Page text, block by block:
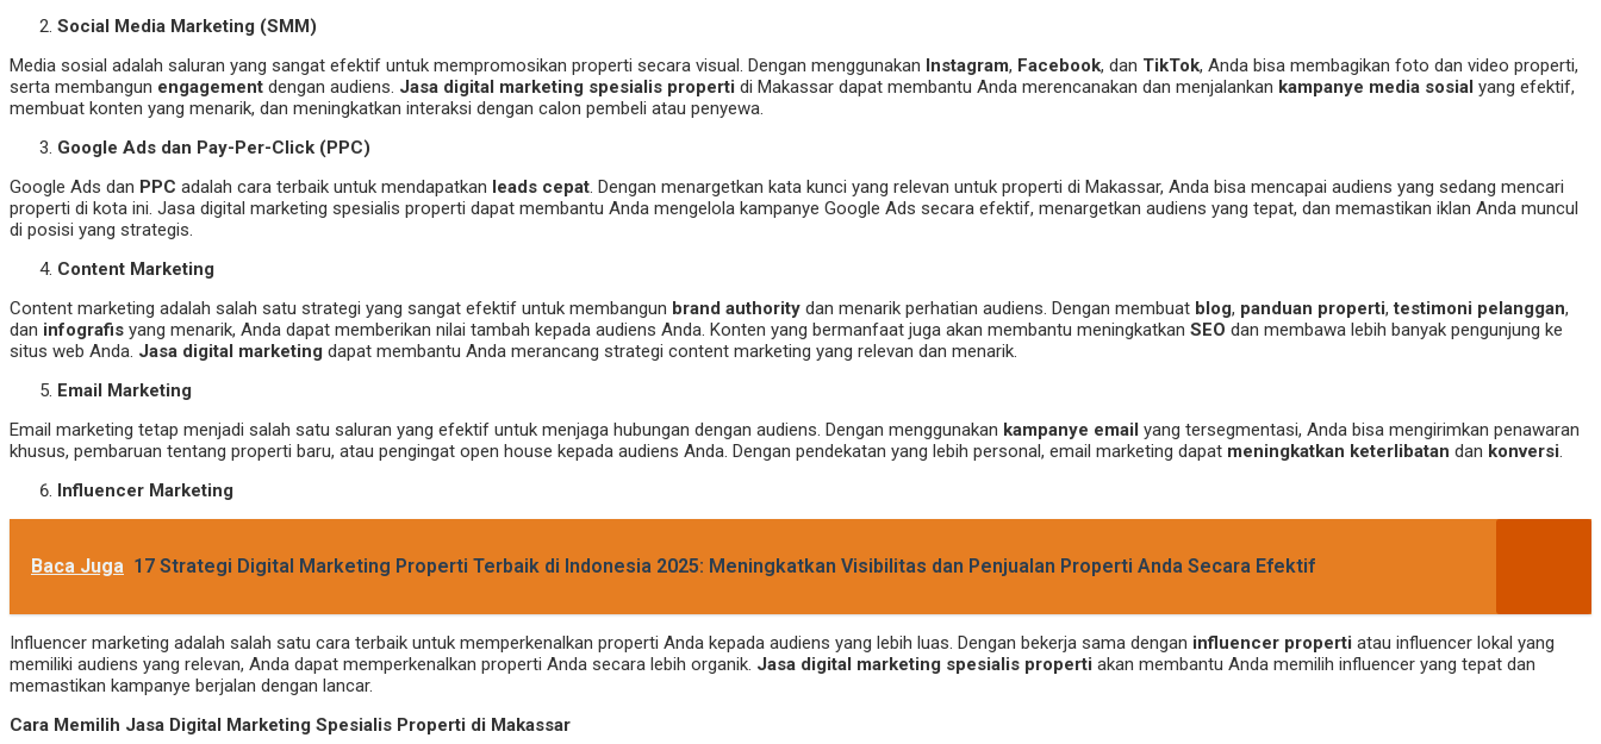
Social Media Marketing (SMM)
Media sosial adalah saluran yang sangat efektif untuk mempromosikan properti secara visual. Dengan menggunakan Instagram, Facebook, dan TikTok, Anda bisa membagikan foto dan video properti,
serta membangun engagement dengan audiens. Jasa digital marketing spesialis properti di Makassar dapat membantu Anda merencanakan dan menjalankan kampanye media sosial yang efektif,
membuat konten yang menarik, dan meningkatkan interaksi dengan calon pembeli atau penyewa.
Google Ads dan Pay-Per-Click (PPC)
Google Ads dan PPC adalah cara terbaik untuk mendapatkan leads cepat. Dengan menargetkan kata kunci yang relevan untuk properti di Makassar, Anda bisa mencapai audiens yang sedang mencari
properti di kota ini. Jasa digital marketing spesialis properti dapat membantu Anda mengelola kampanye Google Ads secara efektif, menargetkan audiens yang tepat, dan memastikan iklan Anda muncul
di posisi yang strategis.
Content Marketing
Content marketing adalah salah satu strategi yang sangat efektif untuk membangun brand authority dan menarik perhatian audiens. Dengan membuat blog, panduan properti,testimoni pelanggan,
dan infografis yang menarik, Anda dapat memberikan nilai tambah kepada audiens Anda. Konten yang bermanfaat juga akan membantu meningkatkan SEO dan membawa lebih banyak pengunjung ke
situs web Anda. Jasa digital marketing dapat membantu Anda merancang strategi content marketing yang relevan dan menarik.
Email Marketing
Email marketing tetap menjadi salah satu saluran yang efektif untuk menjaga hubungan dengan audiens. Dengan menggunakan kampanye email yang tersegmentasi, Anda bisa mengirimkan penawaran
khusus, pembaruan tentang properti baru, atau pengingat open house kepada audiens Anda. Dengan pendekatan yang lebih personal, email marketing dapat meningkatkan keterlibatan dan konversi.
Influencer Marketing
Baca Juga 17 Strategi Digital Marketing Properti Terbaik di Indonesia 2025: Meningkatkan Visibilitas dan Penjualan Properti Anda Secara Efektif
Influencer marketing adalah salah satu cara terbaik untuk memperkenalkan properti Anda kepada audiens yang lebih luas. Dengan bekerja sama dengan influencer properti atau influencer lokal yang
memiliki audiens yang relevan, Anda dapat memperkenalkan properti Anda secara lebih organik. Jasa digital marketing spesialis properti akan membantu Anda memilih influencer yang tepat dan
memastikan kampanye berjalan dengan lancar.
Cara Memilih Jasa Digital Marketing Spesialis Properti di Makassar